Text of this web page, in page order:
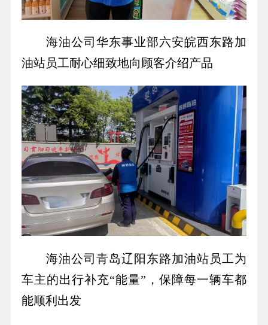
海油公司华东事业部六安皖西东路加
油站员工耐心细致地向顾客介绍产品
海油公司青岛辽阳东路加油站员工为
车主的出行补充“能量”，保障每一辆车都
能顺利出发